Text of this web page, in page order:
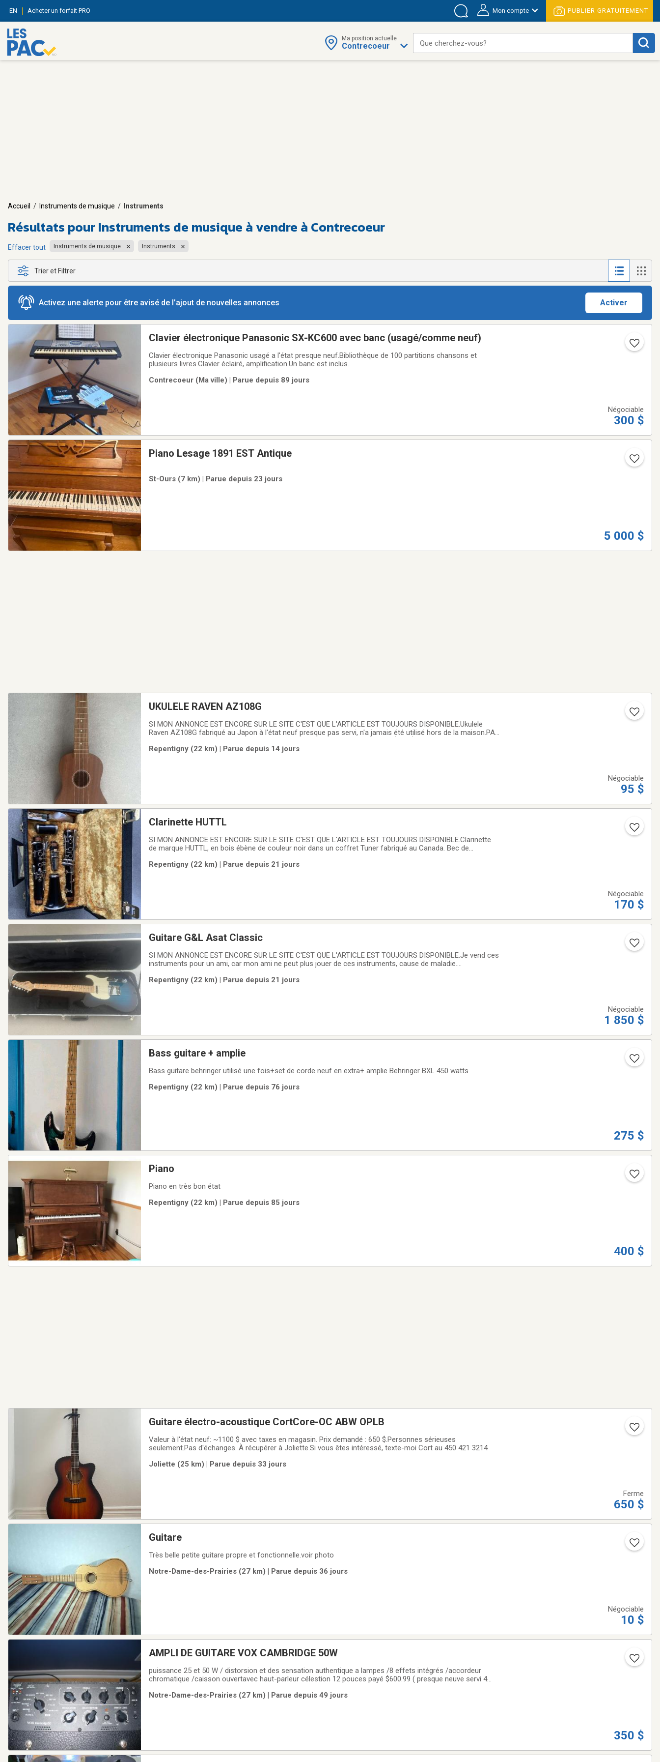
EN Acheter un forfait PRO Mon compte PUBLIER GRATUITEMENT
Ma position actuelle
Contrecoeur Que cherchez-vous?
Accueil / Instruments de musique / Instruments
Résultats pourInstruments de musique à vendre à Contrecoeur
Effacer tout Instruments de musique Instruments
Trier et Filtrer
Activez une alerte pour être avisé de l’ajout de nouvelles annonces Activer
Clavier électronique Panasonic SX-KC600 avec banc (usagé/comme neuf)
Clavier électronique Panasonic usagé a l'état presque neuf.Bibliothèque de 100 partitions chansons et
plusieurs livres.Clavier éclairé, amplification.Un banc est inclus.
Contrecoeur (Ma ville) | Parue depuis 89 jours
Négociable
300 $
Piano Lesage 1891 EST Antique
St-Ours (7 km) | Parue depuis 23 jours
5 000 $
UKULELE RAVEN AZ108G
SI MON ANNONCE EST ENCORE SUR LE SITE C'EST QUE L'ARTICLE EST TOUJOURS DISPONIBLE.Ukulele
Raven AZ108G fabriqué au Japon à l'état neuf presque pas servi, n'a jamais été utilisé hors de la maison.PAS
Repentigny (22 km) | Parue depuis 14 jours
Négociable
95 $
Clarinette HUTTL
SI MON ANNONCE EST ENCORE SUR LE SITE C'EST QUE L'ARTICLE EST TOUJOURS DISPONIBLE.Clarinette
de marque HUTTL, en bois ébène de couleur noir dans un coffret Tuner fabriqué au Canada. Bec de
PRENT SEULEMENT DE L'ARGENT COMPTANT DÉSOLÉ.
Repentigny (22 km) | Parue depuis 21 jours
Négociable
170 $
Guitare G&L Asat Classic
SI MON ANNONCE EST ENCORE SUR LE SITE C'EST QUE L'ARTICLE EST TOUJOURS DISPONIBLE.Je vend ces
instruments pour un ami, car mon ami ne peut plus jouer de ces instruments, cause de maladie.
ClassicPAS DE PAIEMENT INTERAC, JE PRENT SEULEMENT DE
Repentigny (22 km) | Parue depuis 21 jours
Négociable
1 850 $
Bass guitare + amplie
Bass guitare behringer utilisé une fois+set de corde neuf en extra+ amplie Behringer BXL 450 watts
Repentigny (22 km) | Parue depuis 76 jours
275 $
Piano
Piano en très bon état
Repentigny (22 km) | Parue depuis 85 jours
400 $
Guitare électro-acoustique CortCore-OC ABW OPLB
Valeur à l'état neuf: ~1100 $ avec taxes en magasin. Prix demandé : 650 $.Personnes sérieuses
seulement.Pas d'échanges. À récupérer à Joliette.Si vous êtes intéressé, texte-moi Cort au 450 421 3214
Joliette (25 km) | Parue depuis 33 jours
Ferme
650 $
Guitare
Très belle petite guitare propre et fonctionnelle.voir photo
Notre-Dame-des-Prairies (27 km) | Parue depuis 36 jours
Négociable
10 $
AMPLI DE GUITARE VOX CAMBRIDGE 50W
puissance 25 et 50 W / distorsion et des sensation authentique a lampes /8 effets intégrés /accordeur
chromatique /caisson ouvertavec haut-parleur célestion 12 pouces payé $600.99 ( presque neuve servi 4
Notre-Dame-des-Prairies (27 km) | Parue depuis 49 jours
350 $